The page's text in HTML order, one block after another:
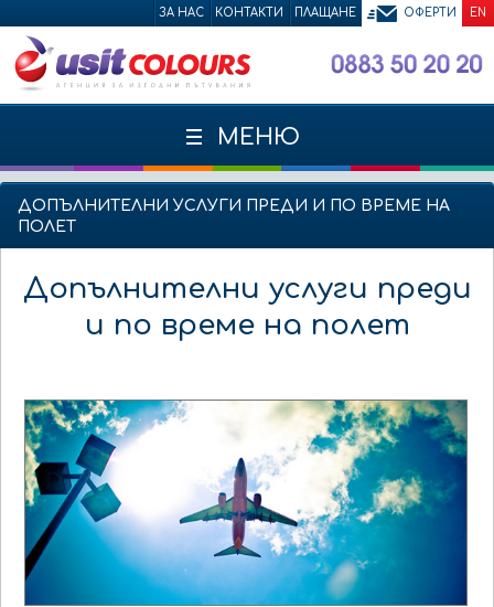
ЗА НАС КОНТАКТИ ПЛАЩАНЕ ОФЕРТИ EN
МЕНЮ
ДОПЪЛНИТЕЛНИ УСЛУГИ ПРЕДИ И ПО ВРЕМЕ НА
ПОЛЕТ
Допълнителни услуги преди
и по време на полет